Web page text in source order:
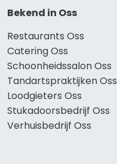
Bekend in Oss
Restaurants Oss
Catering Oss
Schoonheidssalon Oss
Tandartspraktijken Oss
Loodgieters Oss
Stukadoorsbedrijf Oss
Verhuisbedrijf Oss